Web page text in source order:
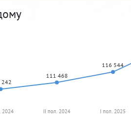
242
111 468
116 544
2024 II пол. 2024 I пол. 2025